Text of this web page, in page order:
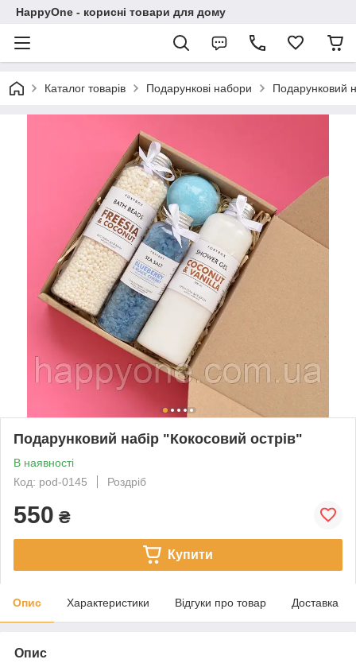
HappyOne - корисні товари для дому
Каталог товарів Подарункові набори Подарунковий
Подарунковий набір "Кокосовий острів"
В наявності
Код: pod-0145
Роздріб
550 ₴
Купити
Опис Характеристики Відгуки про товар Доставка
Опис